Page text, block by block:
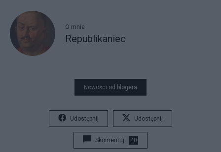
O mnie
Republikaniec
Nowości od blogera
Udostępnij Udostępnij
Skomentuj 40